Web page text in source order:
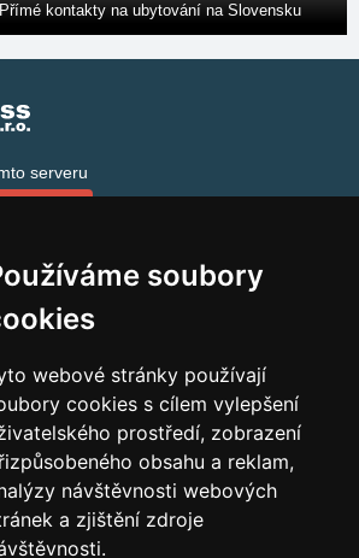
soubory
webové stránky používají
cookies s cílem vylepšení
prostředí, zobrazení
obsahu a reklam,
návštěvnosti webových
a zjištění zdroje
Přímé kontakty na ubytování na Slovensku
serveru
zařízení
středohoří
2025/26
2027
středohoří